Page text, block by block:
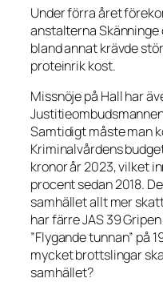
Under förra året
anstalterna Skänninge
bland annat krävde
proteinrik kost.
Missnöje på Hall har
Samtidigt måste man
Kriminalvårdens
kronor år 2023, vilket
procent sedan 2018.
samhället allt mer
har färre JAS 39
”Flygande tunnan” på
mycket brottslingar
samhället?